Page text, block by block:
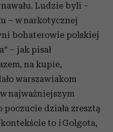
Ludzie byli –
– w narkotycznej
bohaterowie polskiej
– jak pisał
na kupie,
warszawiakom
najważniejszym
działa zresztą
to i Golgota,